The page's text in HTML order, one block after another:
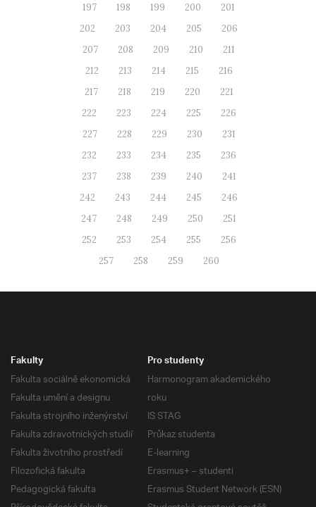
197
198 199 200
201
202
203 204 205
206
207
208 209 210
211
212
213 214 215
216
217
218 219 220
221
222
223 224 225
226
227
228 229 230
231
232
233 234 235
236
237
238 239 240
241
242
243 244 245
246
247
248 249 250
251
252
253 254 255
256
257
258 259 260
Fakulty
Fakulta sociálně ekonomická
Fakulta umění a designu
Fakulta strojního inženýrství
Fakulta zdravotnických studií
Fakulta životního prostředí
Filozofická fakulta
Pedagogická fakulta
Pro studenty
Harmonogram akademického
roku
IS STAG
Průkaz studenta
E-learning
Erasmus+ – studenti
Erasmus Student Network (ESN)